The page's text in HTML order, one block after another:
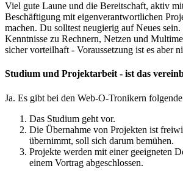
Viel gute Laune und die Bereitschaft, aktiv
Beschäftigung mit eigenverantwortlichen
machen. Du solltest neugierig auf Neues
Kenntnisse zu Rechnern, Netzen und
sicher vorteilhaft - Voraussetzung ist es aber
Studium und Projektarbeit - ist das
Ja. Es gibt bei den Web-O-Tronikern
Das Studium geht vor.
Die Übernahme von Projekten ist
übernimmt, soll sich darum bemühen.
Projekte werden mit einer geeigneten
einem Vortrag abgeschlossen.